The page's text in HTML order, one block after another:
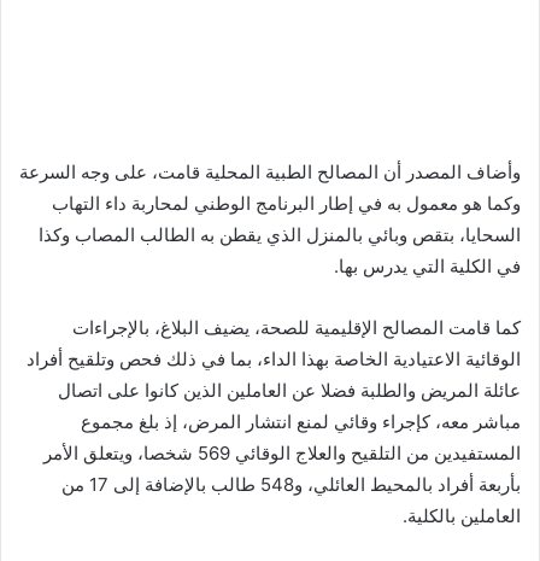
وأضاف المصدر أن المصالح الطبية المحلية قامت، على وجه السرعة
وكما هو معمول به في إطار البرنامج الوطني لمحاربة داء التهاب
السحايا، بتقص وبائي بالمنزل الذي يقطن به الطالب المصاب وكذا
في الكلية التي يدرس بها.
كما قامت المصالح الإقليمية للصحة، يضيف البلاغ، بالإجراءات
الوقائية الاعتيادية الخاصة بهذا الداء، بما في ذلك فحص وتلقيح أفراد
عائلة المريض والطلبة فضلا عن العاملين الذين كانوا على اتصال
مباشر معه، كإجراء وقائي لمنع انتشار المرض، إذ بلغ مجموع
المستفيدين من التلقيح والعلاج الوقائي 569 شخصا، ويتعلق الأمر
بأربعة أفراد بالمحيط العائلي، و548 طالب بالإضافة إلى 17 من
العاملين بالكلية.